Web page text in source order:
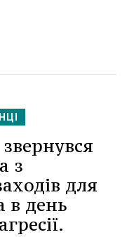
з
для
в день